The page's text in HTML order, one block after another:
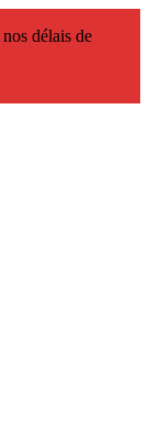
délais de